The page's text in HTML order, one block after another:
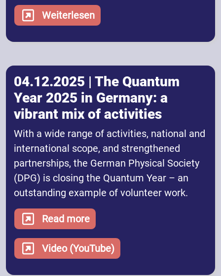
Weiterlesen
04.12.2025 | The Quantum
Year 2025 in Germany: a
vibrant mix of activities
With a wide range of activities, national and
international scope, and strengthened
partnerships, the German Physical Society
(DPG) is closing the Quantum Year – an
outstanding example of volunteer work.
Read more
Video (YouTube)